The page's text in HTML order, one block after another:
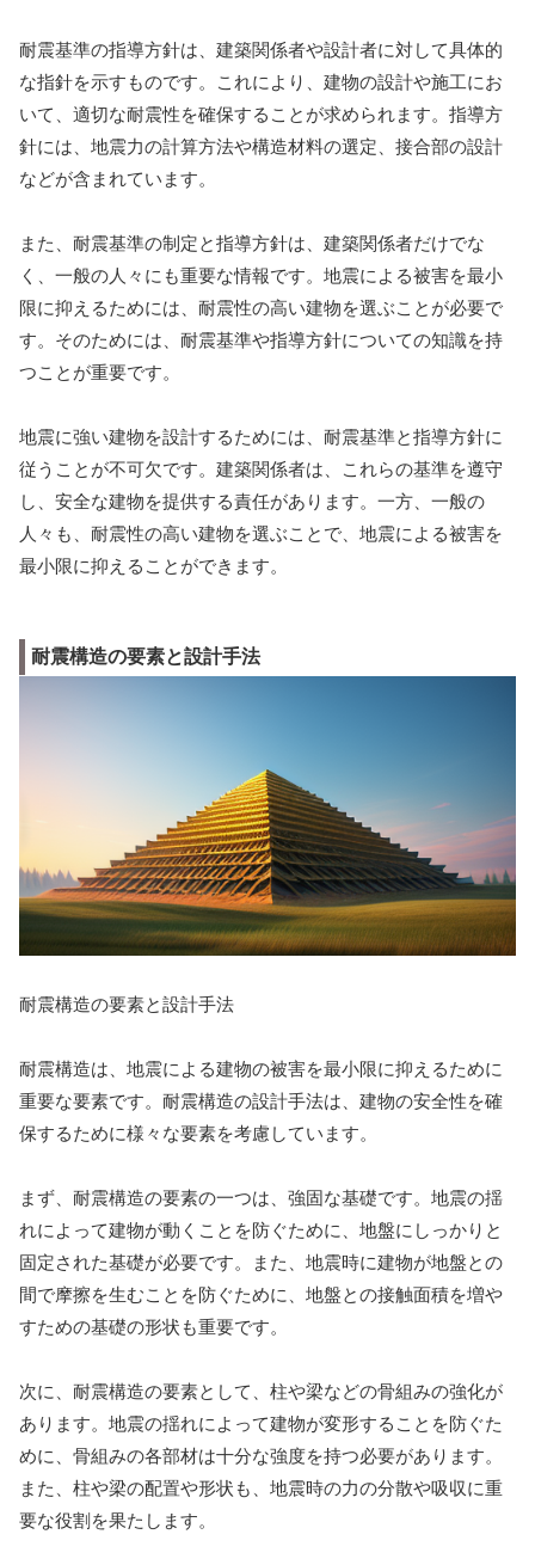
耐震基準の指導方針は、建築関係者や設計者に対して具体的
な指針を示すものです。これにより、建物の設計や施工にお
いて、適切な耐震性を確保することが求められます。指導方
針には、地震力の計算方法や構造材料の選定、接合部の設計
などが含まれています。
また、耐震基準の制定と指導方針は、建築関係者だけでな
く、一般の人々にも重要な情報です。地震による被害を最小
限に抑えるためには、耐震性の高い建物を選ぶことが必要で
す。そのためには、耐震基準や指導方針についての知識を持
つことが重要です。
地震に強い建物を設計するためには、耐震基準と指導方針に
従うことが不可欠です。建築関係者は、これらの基準を遵守
し、安全な建物を提供する責任があります。一方、一般の
人々も、耐震性の高い建物を選ぶことで、地震による被害を
最小限に抑えることができます。
耐震構造の要素と設計手法
耐震構造の要素と設計手法
耐震構造は、地震による建物の被害を最小限に抑えるために
重要な要素です。耐震構造の設計手法は、建物の安全性を確
保するために様々な要素を考慮しています。
まず、耐震構造の要素の一つは、強固な基礎です。地震の揺
れによって建物が動くことを防ぐために、地盤にしっかりと
固定された基礎が必要です。また、地震時に建物が地盤との
間で摩擦を生むことを防ぐために、地盤との接触面積を増や
すための基礎の形状も重要です。
次に、耐震構造の要素として、柱や梁などの骨組みの強化が
あります。地震の揺れによって建物が変形することを防ぐた
めに、骨組みの各部材は十分な強度を持つ必要があります。
また、柱や梁の配置や形状も、地震時の力の分散や吸収に重
要な役割を果たします。